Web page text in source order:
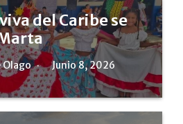
del Caribe se
Junio 8, 2026